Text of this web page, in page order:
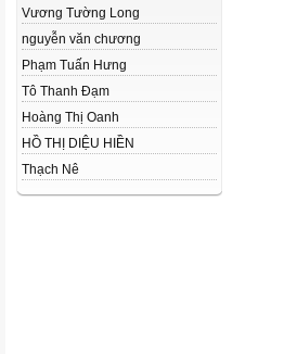
Vương Tường Long
nguyễn văn chương
Phạm Tuấn Hưng
Tô Thanh Đạm
Hoàng Thị Oanh
HỒ THỊ DIỆU HIỀN
Thạch Nê